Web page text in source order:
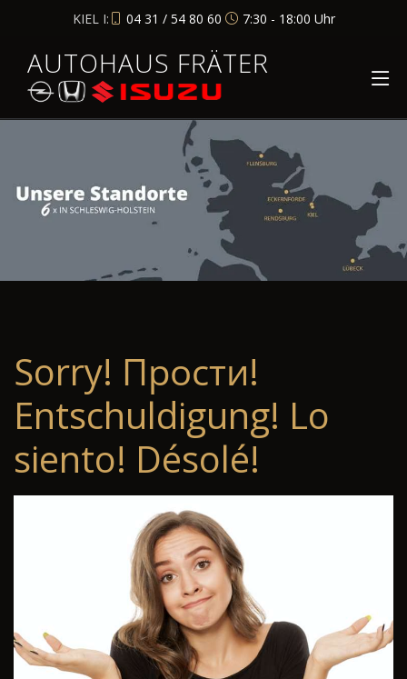
KIEL I: 04 31 / 54 80 60 7:30 - 18:00 Uhr
AUTOHAUS FRÄTER
Sorry! Прости!
Entschuldigung! Lo
siento! Désolé!